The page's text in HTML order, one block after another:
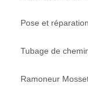
Pose et
Tubage de
Ramoneur